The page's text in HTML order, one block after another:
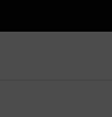
mit Suchwort